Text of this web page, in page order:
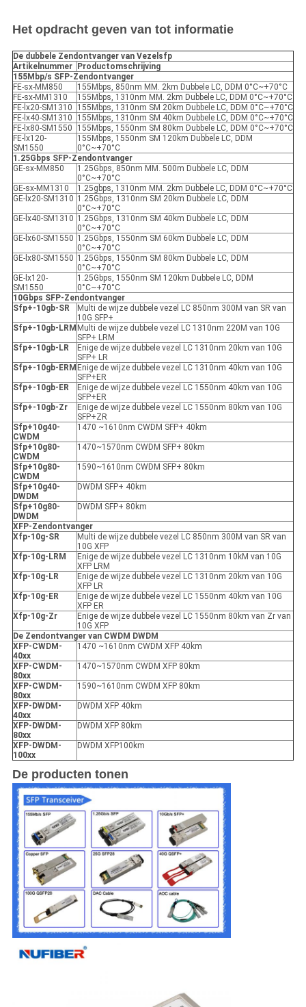
Het opdracht geven van tot informatie
De dubbele Zendontvanger van Vezelsfp
Artikelnummer
Productomschrijving
155Mbp/s SFP-Zendontvanger
FE-sx-MM850
155Mbps, 850nm MM. 2km Dubbele LC, DDM 0°C~+70°C
FE-sx-MM1310
155Mbps, 1310nm MM. 2km Dubbele LC, DDM 0°C~+70°C
FE-lx20-SM1310
155Mbps, 1310nm SM 20km Dubbele LC, DDM 0°C~+70°C
FE-lx40-SM1310
155Mbps, 1310nm SM 40km Dubbele LC, DDM 0°C~+70°C
FE-lx80-SM1550
155Mbps, 1550nm SM 80km Dubbele LC, DDM 0°C~+70°C
FE-lx120-
SM1550
155Mbps, 1550nm SM 120km Dubbele LC, DDM
0°C~+70°C
1.25Gbps SFP-Zendontvanger
GE-sx-MM850
1.25Gbps, 850nm MM. 500m Dubbele LC, DDM
0°C~+70°C
GE-sx-MM1310
1.25gbps, 1310nm MM. 2km Dubbele LC, DDM 0°C~+70°C
GE-lx20-SM1310 1.25Gbps, 1310nm SM 20km Dubbele LC, DDM
0°C~+70°C
GE-lx40-SM1310 1.25Gbps, 1310nm SM 40km Dubbele LC, DDM
0°C~+70°C
GE-lx60-SM1550 1.25Gbps, 1550nm SM 60km Dubbele LC, DDM
0°C~+70°C
GE-lx80-SM1550 1.25Gbps, 1550nm SM 80km Dubbele LC, DDM
0°C~+70°C
GE-lx120-
SM1550
1.25Gbps, 1550nm SM 120km Dubbele LC, DDM
0°C~+70°C
10Gbps SFP-Zendontvanger
Sfp+-10gb-SR
Multi de wijze dubbele vezel LC 850nm 300M van SR van
10G SFP+
Sfp+-10gb-LRM Multi de wijze dubbele vezel LC 1310nm 220M van 10G
SFP+ LRM
Sfp+-10gb-LR
Enige de wijze dubbele vezel LC 1310nm 20km van 10G
SFP+ LR
Sfp+-10gb-ERM Enige de wijze dubbele vezel LC 1310nm 40km van 10G
SFP+ER
Sfp+-10gb-ER
Enige de wijze dubbele vezel LC 1550nm 40km van 10G
SFP+ER
Sfp+-10gb-Zr
Enige de wijze dubbele vezel LC 1550nm 80km van 10G
SFP+ZR
Sfp+10g40-
CWDM
1470 ~1610nm CWDM SFP+ 40km
Sfp+10g80-
CWDM
1470~1570nm CWDM SFP+ 80km
Sfp+10g80-
CWDM
1590~1610nm CWDM SFP+ 80km
Sfp+10g40-
DWDM
DWDM SFP+ 40km
Sfp+10g80-
DWDM
DWDM SFP+ 80km
XFP-Zendontvanger
Xfp-10g-SR
Multi de wijze dubbele vezel LC 850nm 300M van SR van
10G XFP
Xfp-10g-LRM
Enige de wijze dubbele vezel LC 1310nm 10kM van 10G
XFP LRM
Xfp-10g-LR
Enige de wijze dubbele vezel LC 1310nm 20km van 10G
XFP LR
Xfp-10g-ER
Enige de wijze dubbele vezel LC 1550nm 40km van 10G
XFP ER
Xfp-10g-Zr
Enige de wijze dubbele vezel LC 1550nm 80km van Zr van
10G XFP
De Zendontvanger van CWDM DWDM
XFP-CWDM-
40xx
1470 ~1610nm CWDM XFP 40km
XFP-CWDM-
80xx
1470~1570nm CWDM XFP 80km
XFP-CWDM-
80xx
1590~1610nm CWDM XFP 80km
XFP-DWDM-
40xx
DWDM XFP 40km
XFP-DWDM-
80xx
DWDM XFP 80km
XFP-DWDM-
100xx
DWDM XFP100km
De producten tonen